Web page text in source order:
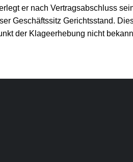
er nach Vertragsabschluss
Geschäftssitz Gerichtsstand.
der Klageerhebung nicht